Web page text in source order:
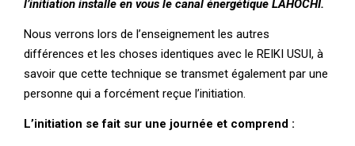
l’initiation installe en vous le canal énergétique LAHOCHI.
Nous verrons lors de l’enseignement les autres
différences et les choses identiques avec le REIKI USUI, à
savoir que cette technique se transmet également par une
personne qui a forcément reçue l’initiation.
L’initiation se fait sur une journée et comprend :